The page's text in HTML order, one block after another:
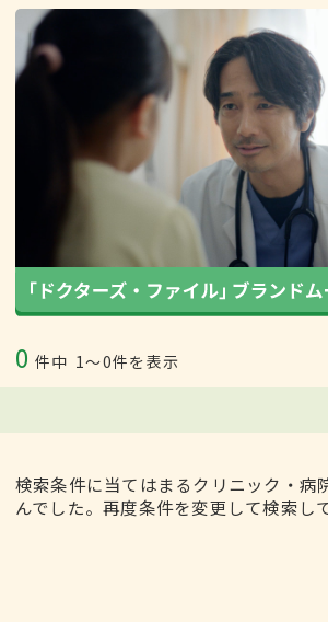
0 件中 1〜0件を表示
検索条件に当てはまるクリニック・病
んでした。再度条件を変更して検索し